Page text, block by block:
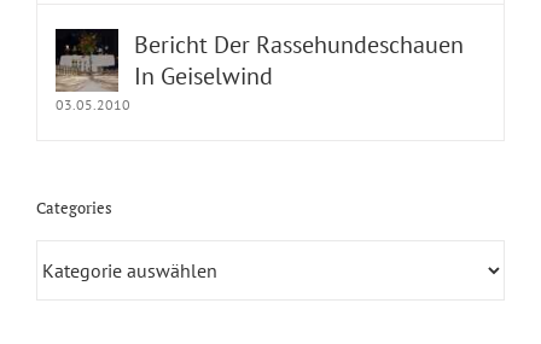
Bericht Der Rassehundeschauen
In Geiselwind
03.05.2010
Categories
Categories